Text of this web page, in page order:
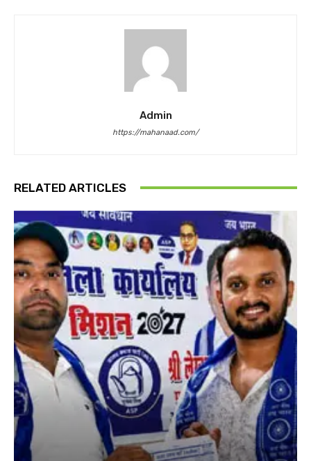
Admin
https://mahanaad.com/
RELATED ARTICLES